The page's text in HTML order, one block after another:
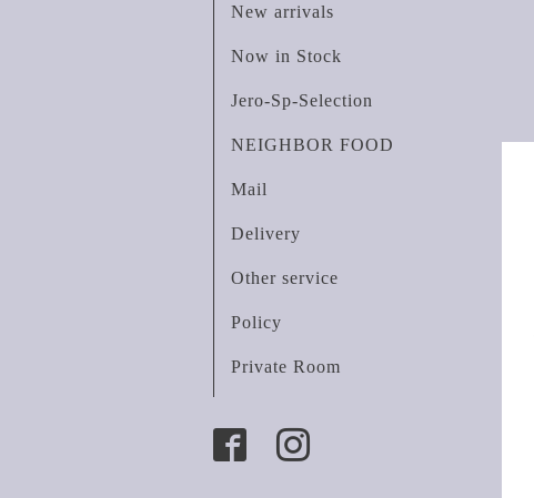
New arrivals
Now in Stock
Jero-Sp-Selection
NEIGHBOR FOOD
Mail
Delivery
Other service
Policy
Private Room